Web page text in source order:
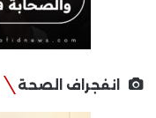
انفجراف الصحة